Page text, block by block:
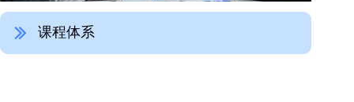
课程体系
ꅀ